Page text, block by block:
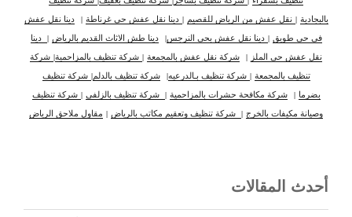
بالبجادية | نقل عفش من الرياض للقصيم | دينا نقل عفش حي غرناطة |دينا نقل عفش
في حي طويق | دينا نقل عفش بحي النرجس|دينا طش الاثاث القديم بالرياض | دينا
نقل عفش حي الملز | شركة نقل عفش بالمجمعة | شركة تنظيف بالمزاحمية| شركة
تنظيف بالمجمعة | شركة تنظيف بـالدرعيه|شركة تنظيف بالدلم| شركة تنظيف
بضرما |شركة مكافحة حشرات بالمزاحمية | شركة تنظيف بالزلفي | شركة تنظيف
وصيانة مكيفات بالخرج | شركة تنظيف وتعقيم مكاتب بالرياض | مقاول ملاحق الرياض
أحدث المقالات